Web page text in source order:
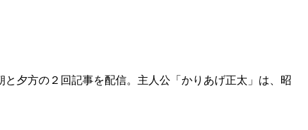
夕方の２回記事を配信。主人公「かりあげ正太」は、昭